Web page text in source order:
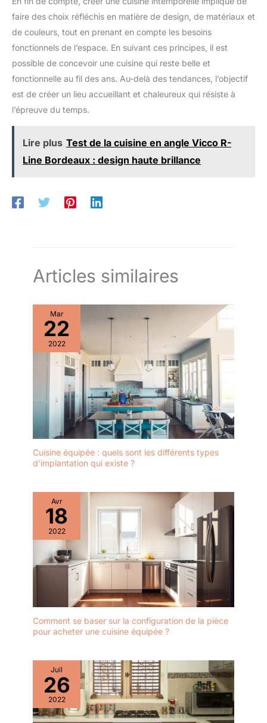
faire des choix réfléchis en matière de design, de matériaux et
de couleurs, tout en prenant en compte les besoins
fonctionnels de l’espace. En suivant ces principes, il est
possible de concevoir une cuisine qui reste belle et
fonctionnelle au fil des ans. Au-delà des tendances, l’objectif
est de créer un lieu accueillant et chaleureux qui résiste à
l’épreuve du temps.
Lire plus Test de la cuisine en angle Vicco R-
Line Bordeaux : design haute brillance
Articles similaires
Mar
22
2022
Cuisine équipée : quels sont les différents types
d’implantation qui existe ?
Avr
18
2022
Comment se baser sur la configuration de la pièce
pour acheter une cuisine équipée ?
Juil
26
2022